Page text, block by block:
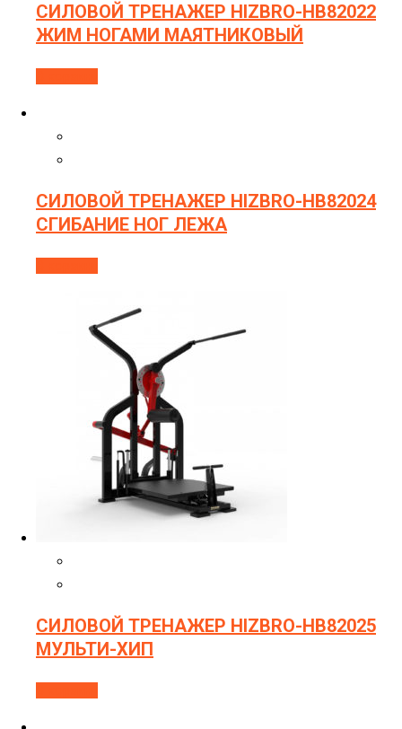
СИЛОВОЙ ТРЕНАЖЕР HIZBRO-HB82022
ЖИМ НОГАМИ МАЯТНИКОВЫЙ
СИЛОВОЙ ТРЕНАЖЕР HIZBRO-HB82024
СГИБАНИЕ НОГ ЛЕЖА
СИЛОВОЙ ТРЕНАЖЕР HIZBRO-HB82025
МУЛЬТИ-ХИП